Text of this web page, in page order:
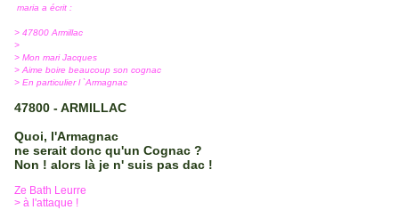
maria a écrit :
> 47800 Armillac
>
> Mon mari Jacques
> Aime boire beaucoup son cognac
> En particulier l `Armagnac
47800 - ARMILLAC
Quoi, l'Armagnac
ne serait donc qu'un Cognac ?
Non ! alors là je n' suis pas dac !
Ze Bath Leurre
> à l'attaque !